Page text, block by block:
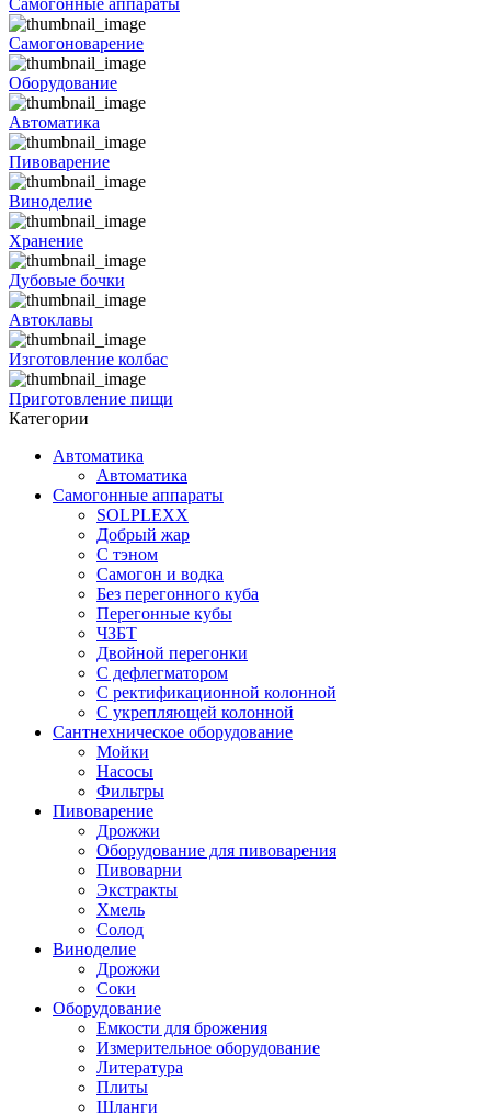
Самогонные аппараты
Самогоноварение
Оборудование
Автоматика
Пивоварение
Виноделие
Хранение
Дубовые бочки
Автоклавы
Изготовление колбас
Приготовление пищи
Категории
Автоматика
Автоматика
Самогонные аппараты
SOLPLEXX
Добрый жар
С тэном
Самогон и водка
Без перегонного куба
Перегонные кубы
ЧЗБТ
Двойной перегонки
С дефлегматором
С ректификационной колонной
С укрепляющей колонной
Сантнехническое оборудование
Мойки
Насосы
Фильтры
Пивоварение
Дрожжи
Оборудование для пивоварения
Пивоварни
Экстракты
Хмель
Солод
Виноделие
Дрожжи
Соки
Оборудование
Емкости для брожения
Измерительное оборудование
Литература
Плиты
Шланги